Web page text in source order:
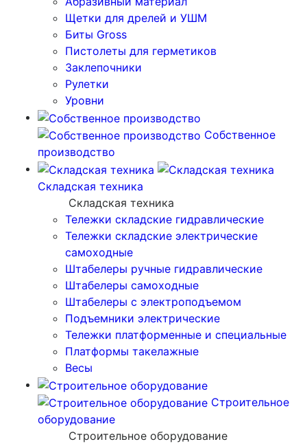
Щетки для дрелей и УШМ
Биты Gross
Пистолеты для герметиков
Заклепочники
Рулетки
Уровни
Собственное
производство
Складская техника
Складская техника
Тележки складские гидравлические
Тележки складские электрические
самоходные
Штабелеры ручные гидравлические
Штабелеры самоходные
Штабелеры с электроподъемом
Подъемники электрические
Тележки платформенные и специальные
Платформы такелажные
Весы
Строительное
оборудование
Строительное оборудование